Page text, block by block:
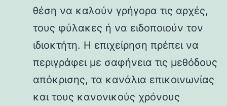
θέση να καλούν γρήγορα τις αρχές,
τους φύλακες ή να ειδοποιούν τον
ιδιοκτήτη. Η επιχείρηση πρέπει να
περιγράφει με σαφήνεια τις μεθόδους
απόκρισης, τα κανάλια επικοινωνίας
και τους κανονικούς χρόνους